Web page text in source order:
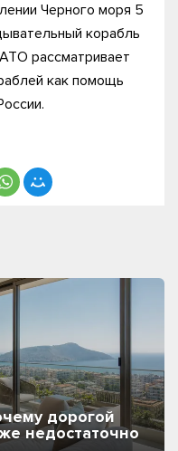
Черного моря 5
корабль
рассматривает
как помощь
дорогой
недостаточно